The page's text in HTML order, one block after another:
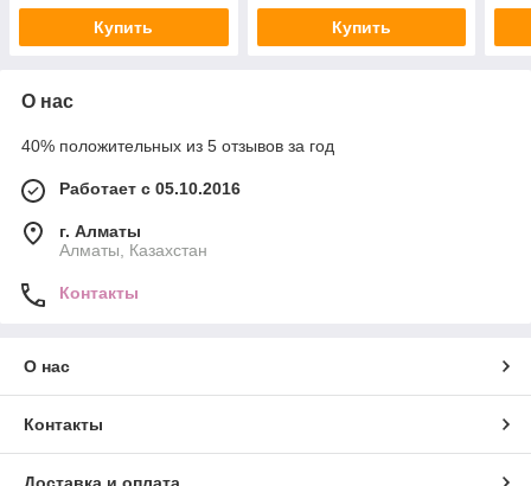
Купить Купить
О нас
40% положительных из 5 отзывов за год
Работает с 05.10.2016
г. Алматы
Алматы, Казахстан
Контакты
О нас
Контакты